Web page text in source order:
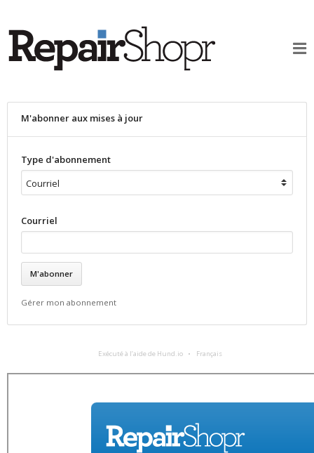
M'abonner aux mises à jour
Type d'abonnement
Courriel
Gérer mon abonnement
Exécuté à l’aide de Hund.io Français